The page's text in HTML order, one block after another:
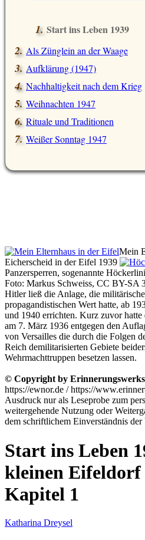
Start ins Leben 1939
Als Zünglein an der Waage
Aufklärung (1947)
Nachhaltigkeit nach dem Krieg
Weihnachten 1947
Rituale und Traditionen
Weißer Sonntag 1947
Mein
Eicherscheid in der Eifel 1939
Panzersperren, sogenannte
Foto: Markus Schweiss, CC BY-SA
Hitler ließ die Anlage, die
propagandistischen Wert hatte, ab
und 1940 errichten. Kurz zuvor hatte
am 7. März 1936 entgegen den
von Versailles die durch die Folgen
Reich demilitarisierten Gebiete
Wehrmachttruppen besetzen lassen.
© Copyright by
https://ewnor.de / https://
Ausdruck nur als Leseprobe zum
weitergehende Nutzung oder
dem schriftlichem Einverständnis der
Start ins Leben
kleinen Eifeldorf
Kapitel 1
Katharina Dreysel